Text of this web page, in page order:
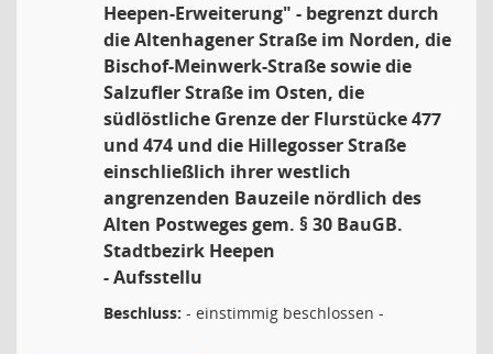
Heepen-Erweiterung" - begrenzt durch
die Altenhagener Straße im Norden, die
Bischof-Meinwerk-Straße sowie die
Salzufler Straße im Osten, die
südlöstliche Grenze der Flurstücke 477
und 474 und die Hillegosser Straße
einschließlich ihrer westlich
angrenzenden Bauzeile nördlich des
Alten Postweges gem. § 30 BauGB.
Stadtbezirk Heepen
- Aufsstellu
Beschluss: - einstimmig beschlossen -